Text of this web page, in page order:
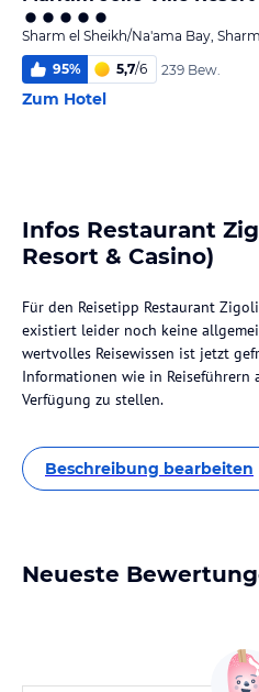
95% 5,7/6 239 Bew.
Zum Hotel
Infos Restaurant
Resort & Casino)
Für den Reisetipp Restaurant
existiert leider noch keine
wertvolles Reisewissen ist jetzt
Informationen wie in Reiseführern
Verfügung zu stellen.
Beschreibung bearbeiten
Neueste